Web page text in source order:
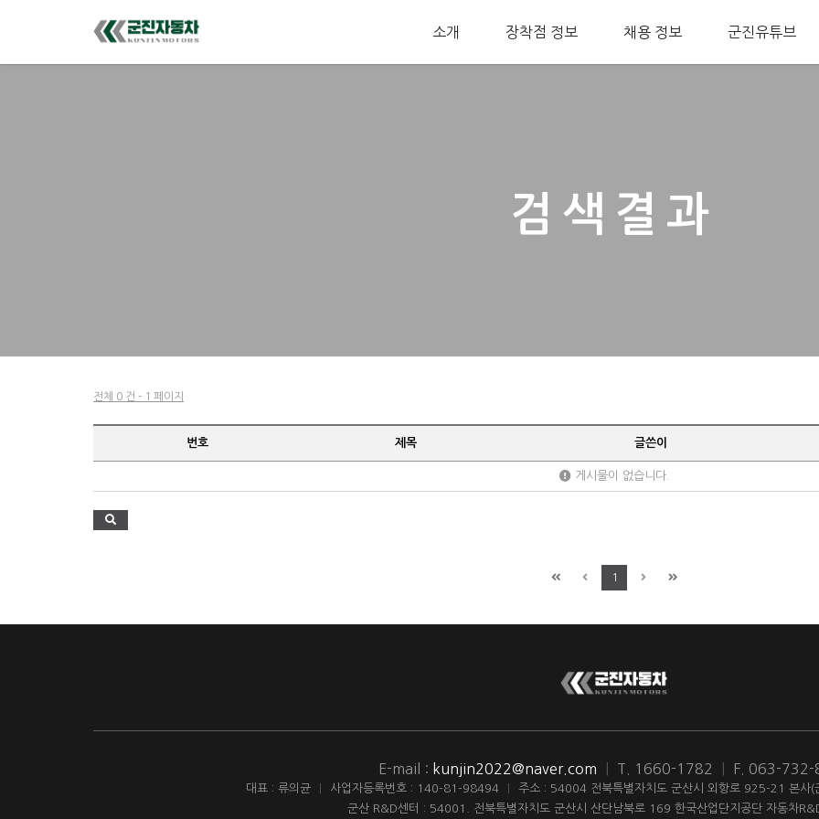
소개 장착점 정보 채용 정보 군진유튜브
검색결과
전체 0 건 - 1 페이지
번호 제목 글쓴이
게시물이 없습니다.
1
E-mail : kunjin2022@naver.com T. 1660-1782 F. 063-732-
대표 : 류의균 사업자등록번호 : 140-81-98494
주소 : 54004 전북특별자치도 군산시 외항로 925-21 본사(
군산 R&D센터 : 54001. 전북특별자치도 군산시 산단남북로 169 한국산업단지공단 자동차